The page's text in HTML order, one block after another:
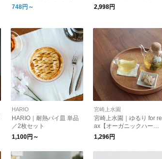
フ カトラリー
748円～
ト graf kitchen
2,998円
HARIO
HARIO｜耐熱パイ皿 単品
／2枚セット
1,100円～
宮崎上水園
宮崎上水園｜ゆるり for rel
ax【オーガニックハーブ
ティー】
1,296円